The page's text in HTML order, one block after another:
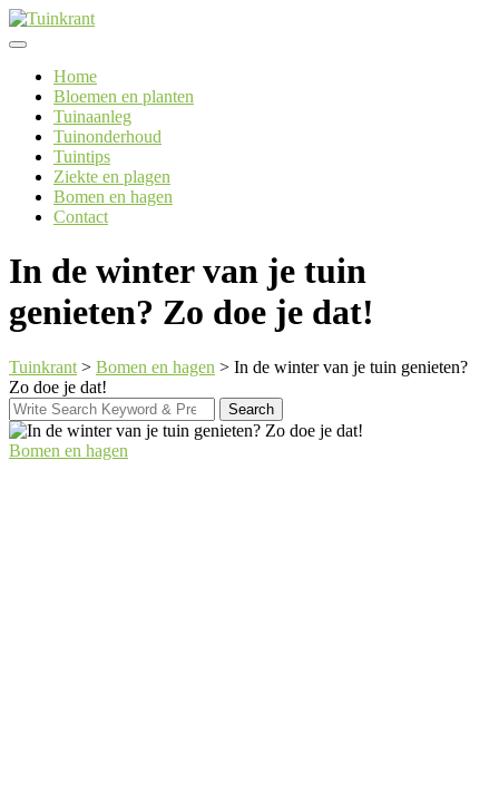
Skip
to
Home
Bloemen en planten
Tuinaanleg
Tuinonderhoud
Tuintips
Ziekte en plagen
Bomen en hagen
Contact
In de winter van je tuin
genieten? Zo doe je dat!
Tuinkrant > Bomen en hagen > In de winter van je tuin genieten?
Zo doe je dat!
Search
for:
Search
Bomen en hagen